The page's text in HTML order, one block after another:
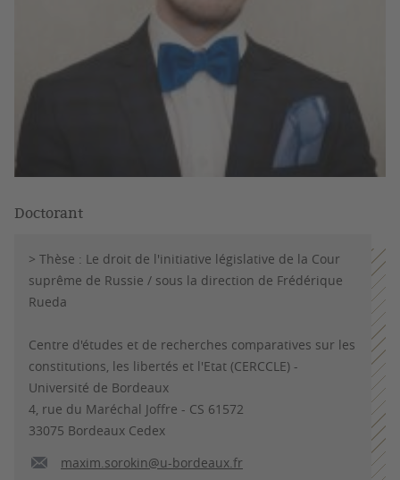
Doctorant
> Thèse : Le droit de l'initiative législative de la Cour
suprême de Russie / sous la direction de Frédérique
Rueda
Centre d'études et de recherches comparatives sur les
constitutions, les libertés et l'Etat (CERCCLE) -
Université de Bordeaux
4, rue du Maréchal Joffre - CS 61572
33075 Bordeaux Cedex
maxim.sorokin@u-bordeaux.fr